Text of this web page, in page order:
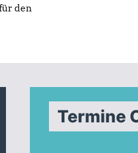
den
Termine